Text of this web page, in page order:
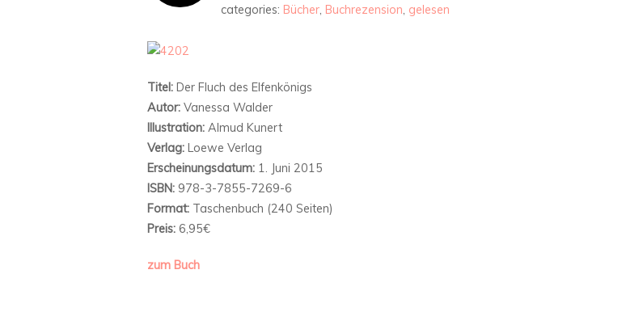
categories: Bücher, Buchrezension, gelesen
Titel: Der Fluch des Elfenkönigs
Autor: Vanessa Walder
Illustration: Almud Kunert
Verlag: Loewe Verlag
Erscheinungsdatum: 1. Juni 2015
ISBN: 978-3-7855-7269-6
Format: Taschenbuch (240 Seiten)
Preis: 6,95€
zum Buch